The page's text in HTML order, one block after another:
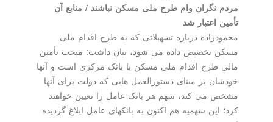
مردم نگران وام طرح ملی مسکن نباشند / ‬منابع آن
تأمین اعتبار شد
محمودزاده درباره تسهیلاتی که به طرح اقدام ملی
مسکن تخصیص داده می شود، بیان داشت: مبحث تأمین
مالی طرح اقدام ملی مسکن با بانک مرکزی است و آنها
خودشان بر مبنای دستورالعمل هایی که دولت برای آنها
مشخص می کند، سهم هر بانک عامل را تعیین خواهند
کرد؛ این سهمیه هم اکنون به بانکهای عامل ابلاغ گردیده